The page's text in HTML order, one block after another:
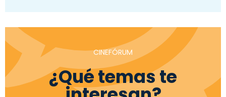
CINEFÓRUM
¿Qué temas te